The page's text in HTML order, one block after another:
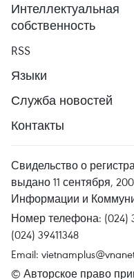
Интеллектуальная
собственность
RSS
Языки
Служба новостей
Контакты
Свидельство о
выдано 11 сентября,
Информации и
Номер телефона: (024)
(024) 39411348
Email:
© Авторское право